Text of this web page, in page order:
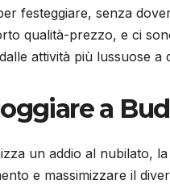
festeggiare, senza
qualità-prezzo, e ci
attività più lussuose a
a
un addio al nubilato, la
e massimizzare il